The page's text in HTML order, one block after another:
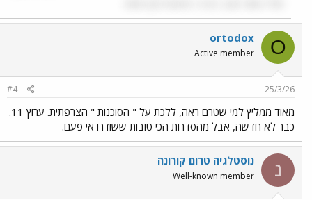
O
ortodox
Active member
25/3/26
#4
מאוד ממליץ למי שטרם ראה, ללכת על " הסוכנות " הצרפתית. ערוץ 11.
כבר לא חדשה, אבל מהסדרות הכי טובות ששודרו אי פעם.
נ נוסטלגיה טרום קורונה
Well-known member